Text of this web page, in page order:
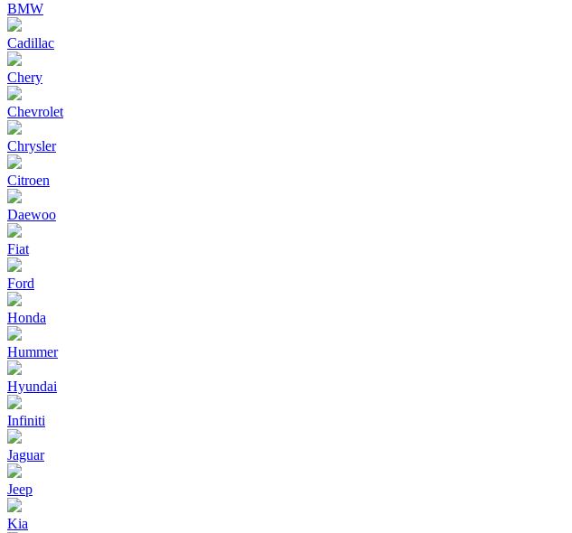
BMW
Cadillac
Chery
Chevrolet
Chrysler
Citroen
Daewoo
Fiat
Ford
Honda
Hummer
Hyundai
Infiniti
Jaguar
Jeep
Kia